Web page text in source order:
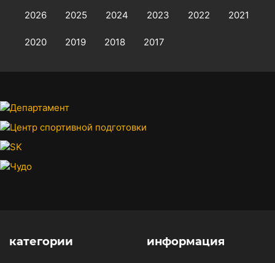
2026 2025 2024 2023 2022 2021
2020 2019 2018 2017
категории информация